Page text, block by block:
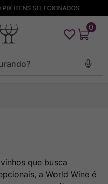
SELECIONADOS
0
que busca
a World Wine é